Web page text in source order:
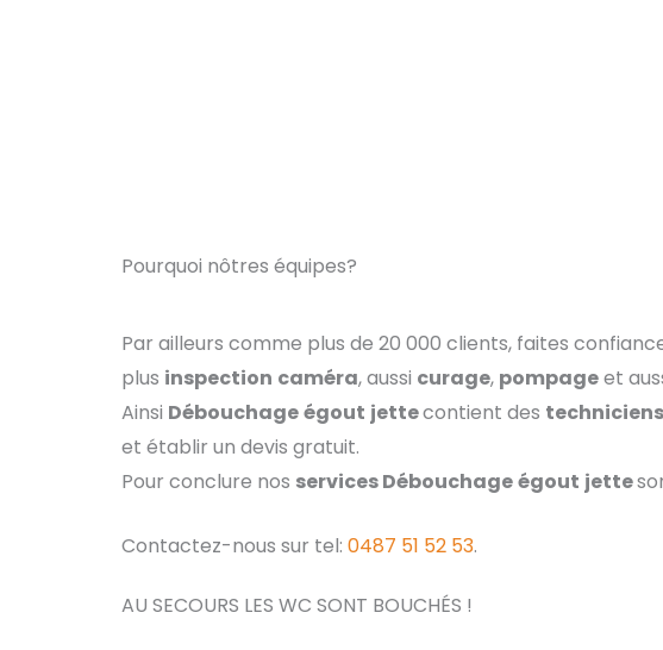
Pourquoi nôtres équipes?
Par ailleurs comme plus de 20 000 clients, faites
plus inspection caméra, aussi curage, pompageet
Ainsi Débouchageégout jettecontient des
et établir un devis gratuit.
Pour conclure nos services Débouchageégout jette
Contactez-nous sur tel: 0487 51 52 53.
AU SECOURS LES WC SONT BOUCHÉS !